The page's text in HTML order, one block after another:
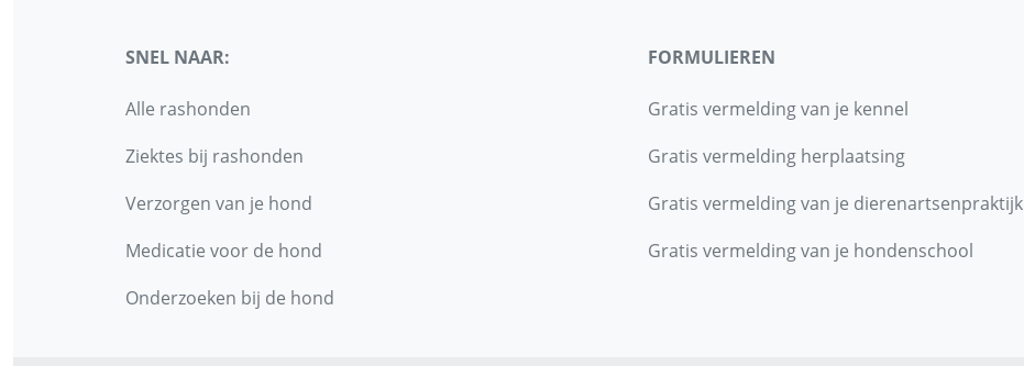
SNEL NAAR:
Alle rashonden
Ziektes bij rashonden
Verzorgen van je hond
Medicatie voor de hond
Onderzoeken bij de hond
FORMULIEREN
Gratis vermelding van je kennel
Gratis vermelding herplaatsing
Gratis vermelding van je dierenartsenpraktijk
Gratis vermelding van je hondenschool